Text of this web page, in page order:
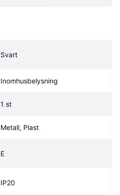
Svart
Inomhusbelysning
1 st
Metall, Plast
E
IP20